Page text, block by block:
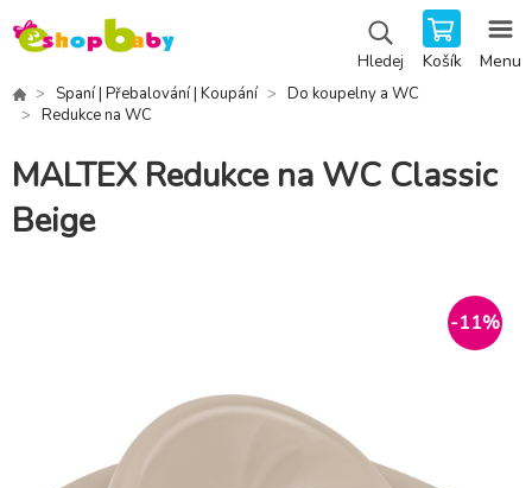
Hledej Košík Menu
Spaní | Přebalování | Koupání
Do koupelny a WC
Redukce na WC
MALTEX Redukce na WC Classic
Beige
-11%